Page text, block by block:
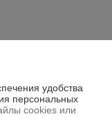
24.04.2026
удобства
персональных
cookies или